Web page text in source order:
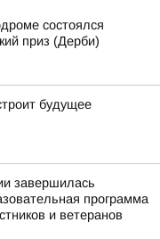
состоялся
приз (Дерби)
будущее
завершилась
программа
и ветеранов